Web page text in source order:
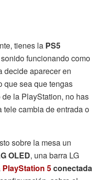
tienes la PS5
funcionando como
decide aparecer en
que sea que tengas
la PlayStation, no has
cambia de entrada o
sobre la mesa un
OLED, una barra LG
PlayStation 5conectada